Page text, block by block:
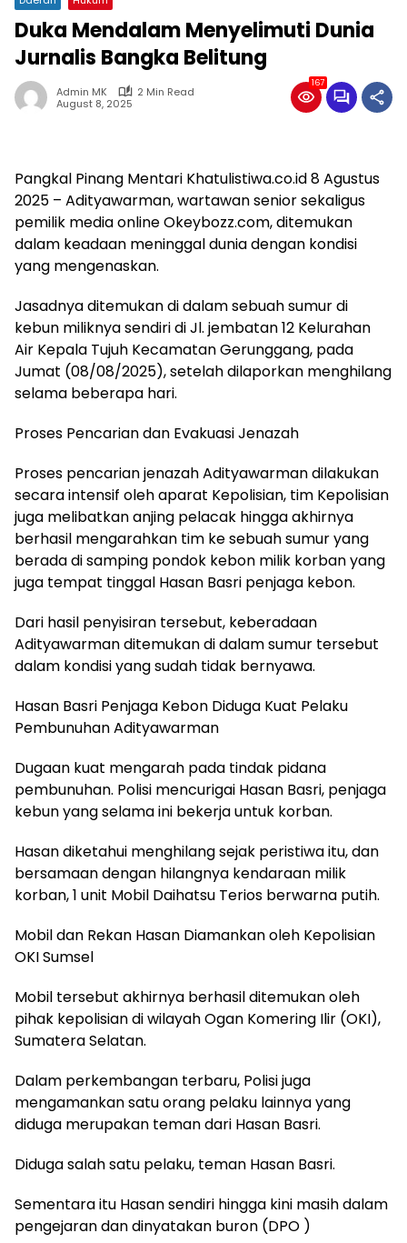
Duka Mendalam Menyelimuti Dunia
Jurnalis Bangka Belitung
Admin MK
2 Min Read
August 8, 2025
167
Pangkal Pinang Mentari Khatulistiwa.co.id 8 Agustus
2025 – Adityawarman, wartawan senior sekaligus
pemilik media online Okeybozz.com, ditemukan
dalam keadaan meninggal dunia dengan kondisi
yang mengenaskan.
Jasadnya ditemukan di dalam sebuah sumur di
kebun miliknya sendiri di Jl. jembatan 12 Kelurahan
Air Kepala Tujuh Kecamatan Gerunggang, pada
Jumat (08/08/2025), setelah dilaporkan menghilang
selama beberapa hari.
Proses Pencarian dan Evakuasi Jenazah
Proses pencarian jenazah Adityawarman dilakukan
secara intensif oleh aparat Kepolisian, tim Kepolisian
juga melibatkan anjing pelacak hingga akhirnya
berhasil mengarahkan tim ke sebuah sumur yang
berada di samping pondok kebon milik korban yang
juga tempat tinggal Hasan Basri penjaga kebon.
Dari hasil penyisiran tersebut, keberadaan
Adityawarman ditemukan di dalam sumur tersebut
dalam kondisi yang sudah tidak bernyawa.
Hasan Basri Penjaga Kebon Diduga Kuat Pelaku
Pembunuhan Adityawarman
Dugaan kuat mengarah pada tindak pidana
pembunuhan. Polisi mencurigai Hasan Basri, penjaga
kebun yang selama ini bekerja untuk korban.
Hasan diketahui menghilang sejak peristiwa itu, dan
bersamaan dengan hilangnya kendaraan milik
korban, 1 unit Mobil Daihatsu Terios berwarna putih.
Mobil dan Rekan Hasan Diamankan oleh Kepolisian
OKI Sumsel
Mobil tersebut akhirnya berhasil ditemukan oleh
pihak kepolisian di wilayah Ogan Komering Ilir (OKI),
Sumatera Selatan.
Dalam perkembangan terbaru, Polisi juga
mengamankan satu orang pelaku lainnya yang
diduga merupakan teman dari Hasan Basri.
Diduga salah satu pelaku, teman Hasan Basri.
Sementara itu Hasan sendiri hingga kini masih dalam
pengejaran dan dinyatakan buron (DPO )